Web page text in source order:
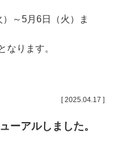
～5月6日（火）ま
ります。
[ 2025.04.17 ]
ーアルしました。